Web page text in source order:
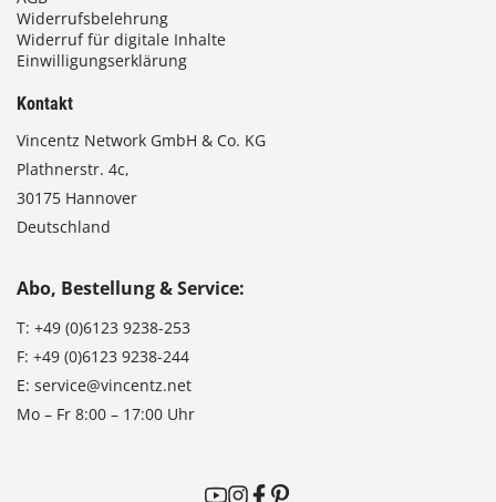
Widerrufsbelehrung
Widerruf für digitale Inhalte
Einwilligungserklärung
Kontakt
Vincentz Network GmbH & Co. KG
Plathnerstr. 4c,
30175 Hannover
Deutschland
Abo, Bestellung & Service:
T: +49 (0)6123 9238-253
F: +49 (0)6123 9238-244
E: service@vincentz.net
Mo – Fr 8:00 – 17:00 Uhr